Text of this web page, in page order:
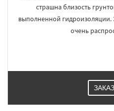
страшна близость
выполненной
очень